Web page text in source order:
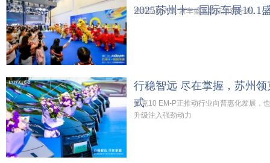
2025苏州十一国际车展10.1
全域品牌齐聚 新车盛宴领航消费升级。
行稳智远 尽在掌握，苏州
式
领克10 EM-P正推动行业向普惠化发展，
升级注入强劲动力